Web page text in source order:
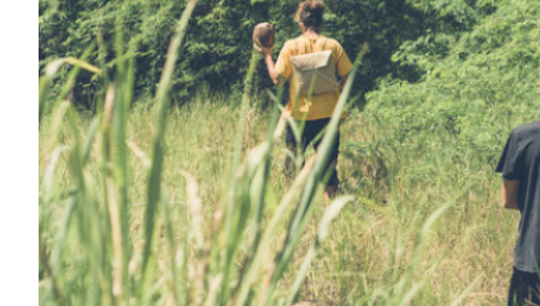
1h00
2h00
3h00
4h00